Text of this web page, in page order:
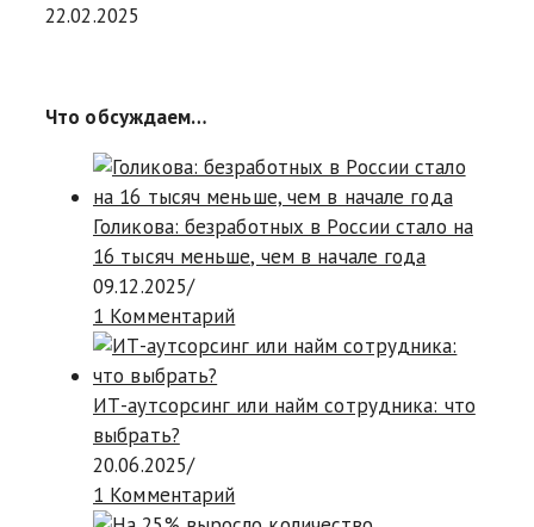
22.02.2025
Что обсуждаем…
Голикова: безработных в России стало на
16 тысяч меньше, чем в начале года
09.12.2025/
1 Комментарий
ИТ-аутсорсинг или найм сотрудника: что
выбрать?
20.06.2025/
1 Комментарий